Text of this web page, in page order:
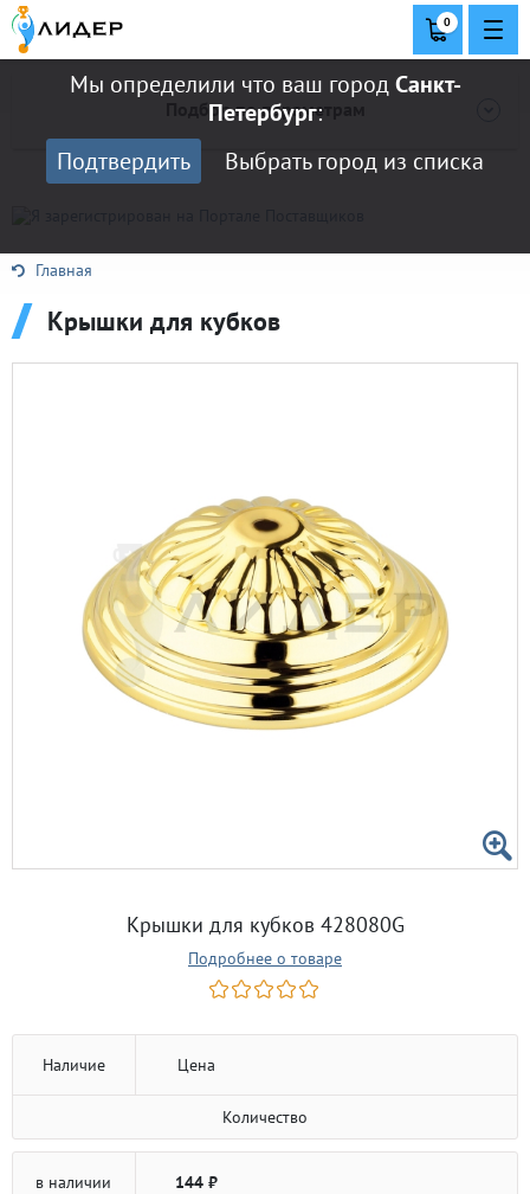
Мы определили что ваш городСанкт-
Петербург:
Подтвердить
Выбрать город из списка
0
Подбор по параметрам
144
Главная
Крышки для кубков
Крышки для кубков 428080G
Подробнее о товаре
Наличие Цена
Количество
в наличии 144 ₽